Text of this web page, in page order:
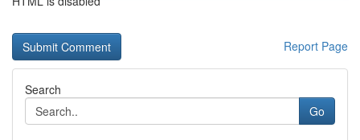
Report Page
Search
Go